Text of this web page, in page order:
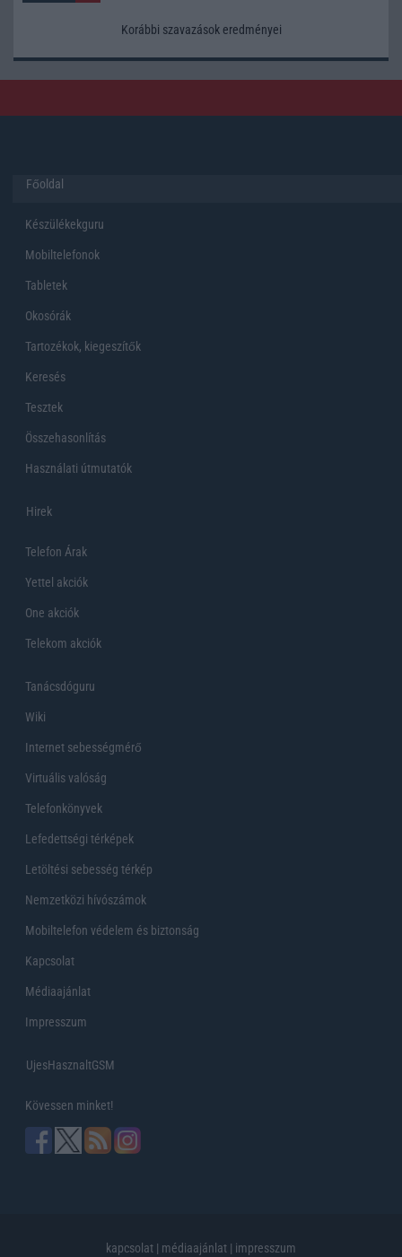
Korábbi szavazások eredményei
Főoldal
Készülékekguru
Mobiltelefonok
Tabletek
Okosórák
Tartozékok, kiegeszítők
Keresés
Tesztek
Összehasonlítás
Használati útmutatók
Hirek
Telefon Árak
Yettel akciók
One akciók
Telekom akciók
Tanácsdóguru
Wiki
Internet sebességmérő
Virtuális valóság
Telefonkönyvek
Lefedettségi térképek
Letöltési sebesség térkép
Nemzetközi hívószámok
Mobiltelefon védelem és biztonság
Kapcsolat
Médiaajánlat
Impresszum
UjesHasznaltGSM
Kövessen minket!
kapcsolat | médiaajánlat | impresszum